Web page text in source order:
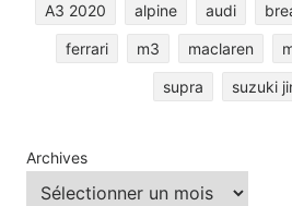
A3 2020 alpine audi
ferrari m3 maclaren
supra suzuki
Archives